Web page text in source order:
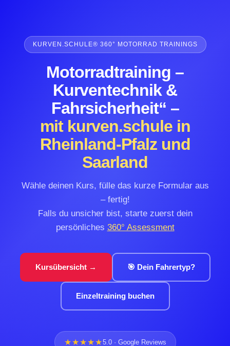
KURVEN.SCHULE® 360° MOTORRAD TRAININGS
Motorradtraining –
Kurventechnik &
Fahrsicherheit“ –
mit kurven.schule in
Rheinland-Pfalz und
Saarland
Wähle deinen Kurs, fülle das kurze Formular aus
– fertig!
Falls du unsicher bist, starte zuerst dein
persönliches 360° Assessment
Kursübersicht → 🎯 Dein Fahrertyp?
Einzeltraining buchen
★★★★★5.0 · Google Reviews